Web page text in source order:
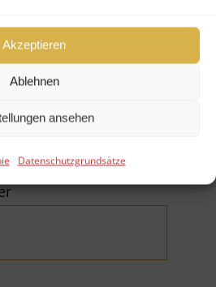
Akzeptieren
Ablehnen
ansehen
Datenschutzgrundsätze